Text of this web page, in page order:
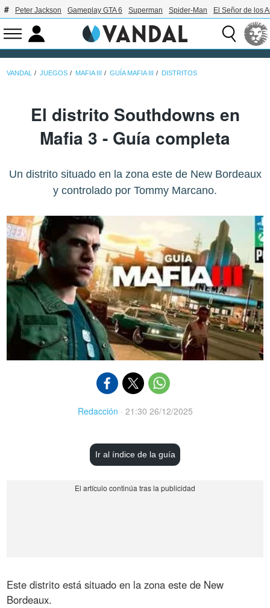
Peter Jackson Gameplay GTA 6 Superman Spider-Man El Señor de los
VANDAL JUEGOS MAFIA III GUÍA MAFIA III DISTRITOS
El distrito Southdowns en
Mafia 3 - Guía completa
Un distrito situado en la zona este de New Bordeaux
y controlado por Tommy Marcano.
Redacción · 21:30 26/12/2025
Ir al índice de la guía
Este distrito está situado en la zona este de New
Bordeaux.